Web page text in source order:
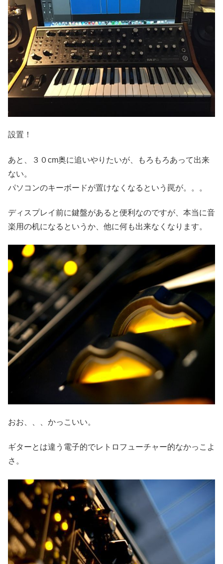
設置！
あと、３０cm奥に追いやりたいが、もろもろあって出来
ない。
パソコンのキーボードが置けなくなるという罠が。。。
ディスプレイ前に鍵盤があると便利なのですが、本当に音
楽用の机になるというか、他に何も出来なくなります。
おお、、、かっこいい。
ギターとは違う電子的でレトロフューチャー的なかっこよ
さ。